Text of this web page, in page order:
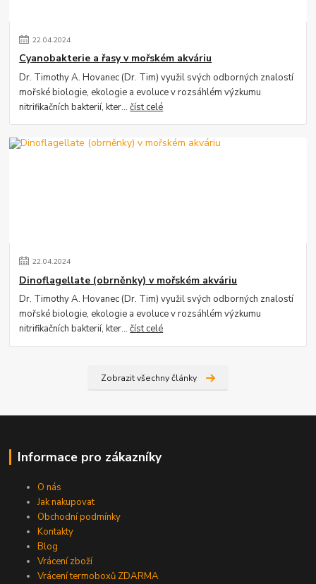
22.04.2024
Cyanobakterie a řasy v mořském akváriu
Dr. Timothy A. Hovanec (Dr. Tim) využil svých odborných znalostí
mořské biologie, ekologie a evoluce v rozsáhlém výzkumu
nitrifikačních bakterií, kter...číst celé
22.04.2024
Dinoflagellate (obrněnky) v mořském akváriu
Dr. Timothy A. Hovanec (Dr. Tim) využil svých odborných znalostí
mořské biologie, ekologie a evoluce v rozsáhlém výzkumu
nitrifikačních bakterií, kter...číst celé
Zobrazit všechny články
Informace pro zákazníky
O nás
Jak nakupovat
Obchodní podmínky
Kontakty
Blog
Vrácení zboží
Vrácení termoboxů ZDARMA